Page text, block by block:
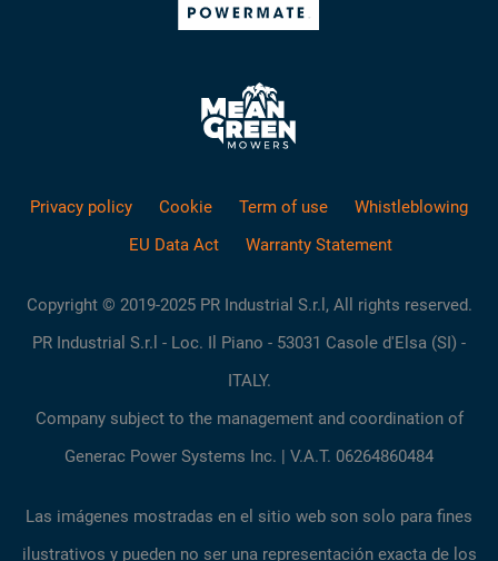
Privacy policy Cookie Term of use
Whistleblowing
EU Data Act
Warranty Statement
Copyright © 2019-2025 PR Industrial S.r.l, All rights reserved.
PR Industrial S.r.l - Loc. Il Piano - 53031 Casole d'Elsa (SI) -
ITALY.
Company subject to the management and coordination of
Generac Power Systems Inc. | V.A.T. 06264860484
Las imágenes mostradas en el sitio web son solo para fines
ilustrativos y pueden no ser una representación exacta de los